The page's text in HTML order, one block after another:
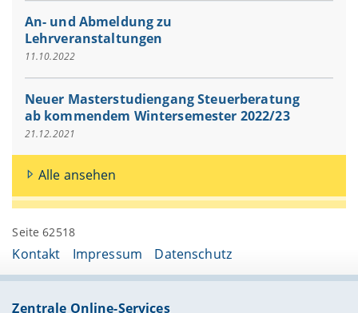
An- und Abmeldung zu
Lehrveranstaltungen
11.10.2022
Neuer Masterstudiengang Steuerberatung
ab kommendem Wintersemester 2022/23
21.12.2021
Alle ansehen
Seite 62518
Kontakt Impressum Datenschutz
Zentrale Online-Services